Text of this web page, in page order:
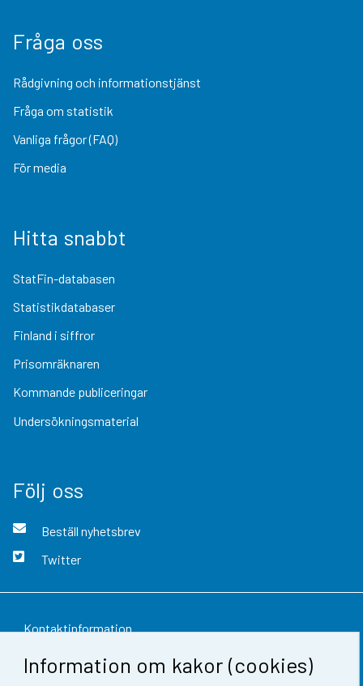
Information om kakor (cookies)
Fråga oss
Rådgivning och informationstjänst
Fråga om statistik
Vanliga frågor (FAQ)
För media
Hitta snabbt
StatFin-databasen
Statistikdatabaser
Finland i siffror
Prisomräknaren
Kommande publiceringar
Undersökningsmaterial
Följ oss
Beställ nyhetsbrev
Twitter
Kontaktinformation
Respons